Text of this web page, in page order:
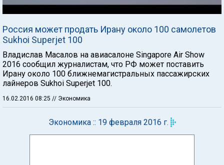
Россия может продать Ирану около 100 самолетов
Sukhoi Superjet 100
Владислав Масалов на авиасалоне Singapore Air Show
2016 сообщил журналистам, что РФ может поставить
Ирану около 100 ближнемагистральных пассажирских
лайнеров Sukhoi Superjet 100.
16.02.2016 08:25 // Экономика
Экономика :: 19 февраля 2016 г.